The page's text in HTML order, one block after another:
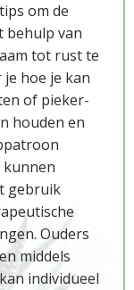
om de
behulp van
tot rust te
hoe je kan
of pieker-
houden en
gebruik
Ouders
middels
individueel